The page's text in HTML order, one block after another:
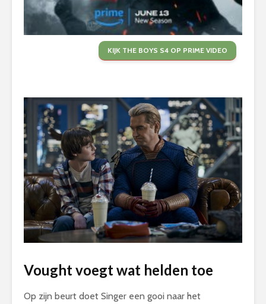
KIJK THE BOYS S4 OP PRIME VIDEO
Vought voegt wat helden toe
Op zijn beurt doet Singer een gooi naar het